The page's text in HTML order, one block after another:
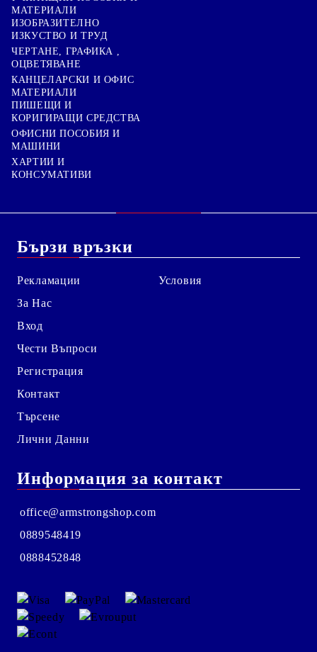
МАТЕРИАЛИ
ИЗОБРАЗИТЕЛНО
ИЗКУСТВО И ТРУД
ЧЕРТАНЕ, ГРАФИКА ,
ОЦВЕТЯВАНЕ
КАНЦЕЛАРСКИ И ОФИС
МАТЕРИАЛИ
ПИШЕЩИ И
КОРИГИРАЩИ СРЕДСТВА
ОФИСНИ ПОСОБИЯ И
МАШИНИ
ХАРТИИ И
КОНСУМАТИВИ
Бързи връзки
Рекламации
За Нас
Вход
Чести Въпроси
Регистрация
Контакт
Търсене
Лични Данни
Условия
Информация за контакт
office@armstrongshop.com
0889548419
0888452848